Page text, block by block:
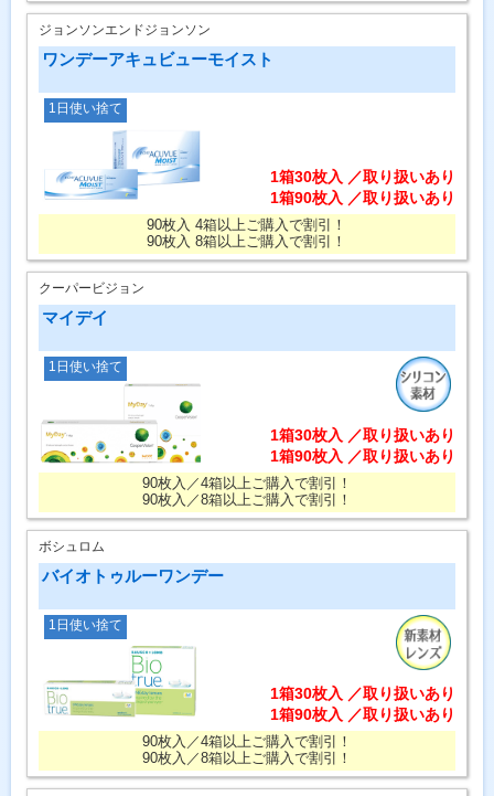
ジョンソンエンドジョンソン
ワンデーアキュビューモイスト
1日使い捨て
1箱30枚入 ／取り扱いあり
1箱90枚入 ／取り扱いあり
90枚入 4箱以上ご購入で割引！
90枚入 8箱以上ご購入で割引！
クーパービジョン
マイデイ
1日使い捨て
1箱30枚入 ／取り扱いあり
1箱90枚入 ／取り扱いあり
90枚入／4箱以上ご購入で割引！
90枚入／8箱以上ご購入で割引！
ボシュロム
バイオトゥルーワンデー
1日使い捨て
1箱30枚入 ／取り扱いあり
1箱90枚入 ／取り扱いあり
90枚入／4箱以上ご購入で割引！
90枚入／8箱以上ご購入で割引！